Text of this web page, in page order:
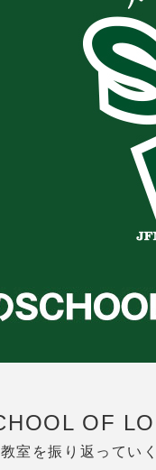
OF
室を振り返ってい